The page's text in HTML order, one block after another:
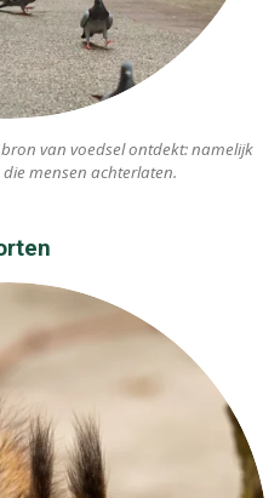
van voedsel ontdekt: namelijk
mensen achterlaten.